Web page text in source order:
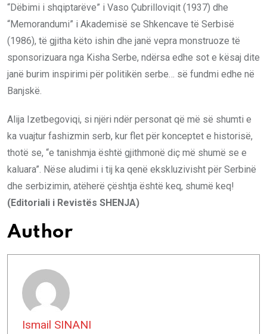
“Dëbimi i shqiptarëve” i Vaso Çubrilloviqit (1937) dhe
“Memorandumi” i Akademisë se Shkencave të Serbisë
(1986), të gjitha këto ishin dhe janë vepra monstruoze të
sponsorizuara nga Kisha Serbe, ndërsa edhe sot e kësaj dite
janë burim inspirimi për politikën serbe… së fundmi edhe në
Banjskë.
Alija Izetbegoviqi, si njëri ndër personat që më së shumti e
ka vuajtur fashizmin serb, kur flet për konceptet e historisë,
thotë se, “e tanishmja është gjithmonë diç më shumë se e
kaluara”. Nëse aludimi i tij ka qenë ekskluzivisht për Serbinë
dhe serbizimin, atëherë çështja është keq, shumë keq!
(Editoriali i Revistës SHENJA)
Author
Ismail SINANI